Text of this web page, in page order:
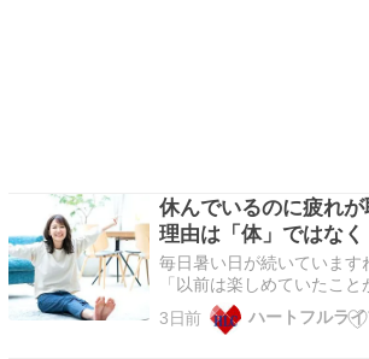
休んでいるのに疲れ
理由は「体」ではな
しれません
毎日暑い日が続いています
「以前は楽しめていたこと
みたいのに、休むことに罪
態が続いている方はいませ
3日前 ハートフルライフカウンセラ